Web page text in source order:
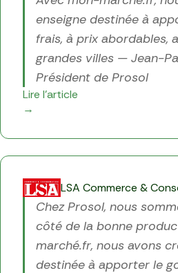
enseigne destinée à
frais, à prix abordables,
grandes villes — Jean-
Président de Prosol
Lire l'article
→
LSA Commerce &
Chez Prosol, nous
côté de la bonne
marché.fr, nous avons
destinée à apporter le